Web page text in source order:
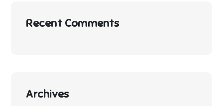
Recent Comments
Archives